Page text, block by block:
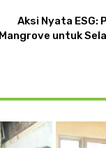
Aksi Nyata ESG:
Mangrove untuk